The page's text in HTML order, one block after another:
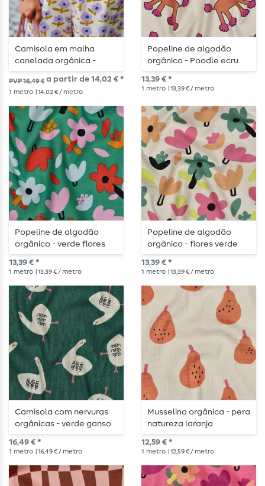
Camisola em malha
canelada orgânica -
flores natureza lavanda
PVP 16,49 €a partir de 14,02 € *
1 metro | 14,02 € / metro
Popeline de algodão
orgânico - Poodle ecru
13,39 € *
1 metro | 13,39 € / metro
Popeline de algodão
orgânico - verde flores
13,39 € *
1 metro | 13,39 € / metro
Popeline de algodão
orgânico - flores verde
natural
13,39 € *
1 metro | 13,39 € / metro
Camisola com nervuras
orgânicas - verde ganso
16,49 € *
1 metro | 16,49 € / metro
Musselina orgânica - pera
natureza laranja
12,59 € *
1 metro | 12,59 € / metro